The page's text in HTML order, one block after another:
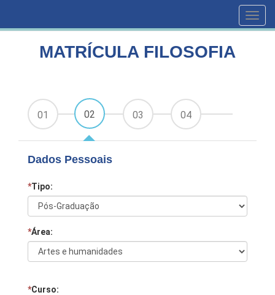
MATRÍCULA FILOSOFIA
01 02 03 04
Dados Pessoais
*Tipo:
*Área:
*Curso: